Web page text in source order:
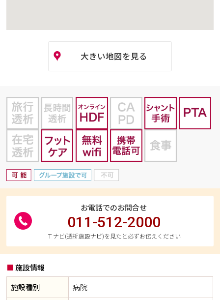
大きい地図を見る
お電話でのお問合せ
011-512-2000
Ｔナビ(透析施設ナビ)を見たと必ずお伝えください
施設情報
施設種別
病院